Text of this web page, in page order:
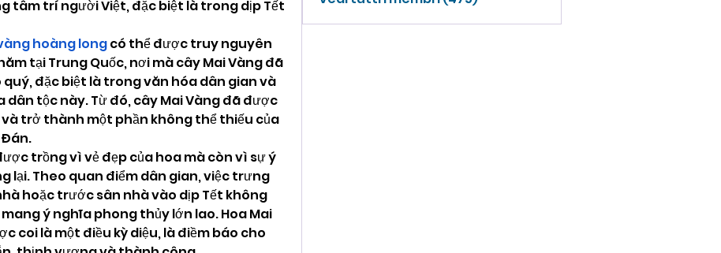
tâm trí người Việt, đặc biệt là trong dịp Tết
hoàng long có thể được truy nguyên
tại Trung Quốc, nơi mà cây Mai Vàng đã
đặc biệt là trong văn hóa dân gian và
tộc này. Từ đó, cây Mai Vàng đã được
trở thành một phần không thể thiếu của
trồng vì vẻ đẹp của hoa mà còn vì sự ý
lại. Theo quan điểm dân gian, việc trưng
hoặc trước sân nhà vào dịp Tết không
ý nghĩa phong thủy lớn lao. Hoa Mai
coi là một điều kỳ diệu, là điềm báo cho